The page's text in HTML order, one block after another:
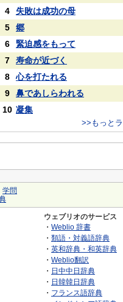
4
失敗は成功の母
5
郷
6
緊迫感をもって
7
寿命が近づく
8
心を打たれる
9
鼻であしらわれる
10 凝集
>>もっと
学問
ウェブリオのサービス
・ Weblio 辞書
・ 類語・対義語辞典
・ 英和辞典・和英辞典
・ Weblio翻訳
・ 日中中日辞典
・ 日韓韓日辞典
・ フランス語辞典